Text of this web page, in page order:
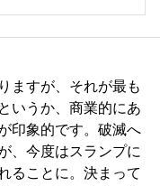
ますが、それが最も
いうか、商業的にあ
印象的です。破滅へ
、今度はスランプに
ることに。決まって